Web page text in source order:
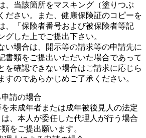
、当該箇所をマスキング（塗りつぶ
ださい。また、健康保険証のコピーを
、「保険者番号および被保険者等記
グした上でご提出下さい。
い場合は、開示等の請求等の申請先に
書類をご提出いただいた場合であって
を確認できない場合はご請求に応じら
すのであらかじめご了承ください。
請の場合
未成年者または成年被後見人の法定
、本人が委任した代理人が行う場合
をご提出願います。